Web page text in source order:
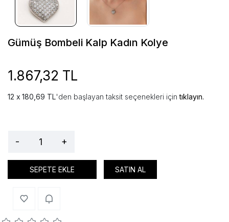
Gümüş Bombeli Kalp Kadın Kolye
1.867,32 TL
180,69 TL'den başlayan taksit seçenekleri içintıklayın.
- +
SEPETE EKLE SATIN AL